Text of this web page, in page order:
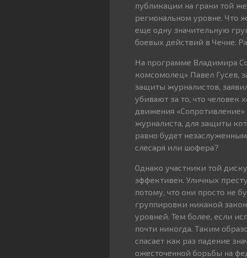
публикации на грани той
региональном уровне. Что
еще одну значительную
боевых действий в Чечне.
На программе Владимира
комсомолец» Павел Гусев,
защиты журналистов,
убивают за то, что человек
движения
журналиста, для защиты
равно будет
слесаря или шофера?
Однако участники той
эффективен. Уличных
потому, что они просто не
группировки никакой
уровней. Тем более, если
почти никогда. Таким
спасает как раз падение
ожесточенной борьбы на